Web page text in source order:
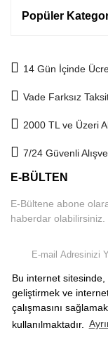
Bu internet sitesinde,
geliştirmek ve
çalışmasını
kullanılmaktadır.
Popüler
14 Gün İçinde
Vade Farksız
2000 TL ve Üzeri
7/24 Güvenli
E-BÜLTEN
E-Bültene abone
haberdar olabilirsiniz.
2019 ©
bilgileriniz 256Bit SSL